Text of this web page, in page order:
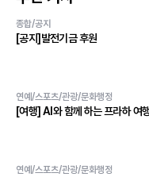
종합/공지
[공지]발전기금 후원
연예/스포츠/관광/문화행정
[여행] AI와 함께 하는 프라하 여
연예/스포츠/관광/문화행정